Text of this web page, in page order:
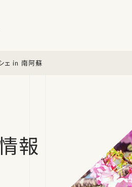
ェ in 南阿蘇
報